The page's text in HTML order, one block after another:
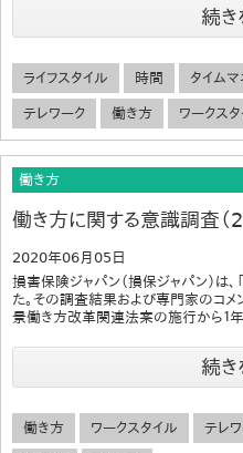
続き
ライフスタイル 時間 タイムマ
テレワーク 働き方 ワークス
働き方
働き方に関する意識調査
2020年06月05日
損害保険ジャパン（損保ジャパン）は
た。その調査結果および専門家のコメ
景働き方改革関連法案の施行から１年
続き
働き方 ワークスタイル テレ